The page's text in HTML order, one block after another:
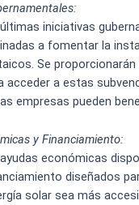
iniciativas
a fomentar la
Se proporcionarán
acceder a estas
empresas pueden
y Financiamiento:
económicas
diseñados
solar sea más